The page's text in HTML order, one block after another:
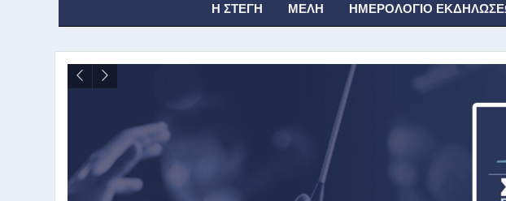
Η ΣΤΈΓΗ ΜΈΛΗ ΗΜΕΡΟΛΌΓΙΟ